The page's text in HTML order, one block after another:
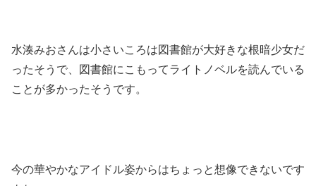
水湊みおさんは小さいころは図書館が大好きな根暗少女だ
ったそうで、図書館にこもってライトノベルを読んでいる
ことが多かったそうです。
今の華やかなアイドル姿からはちょっと想像できないです